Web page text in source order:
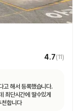
4.7(11)
고 해서 등록했습니다.
최단시간에 딸수있게
천합니다